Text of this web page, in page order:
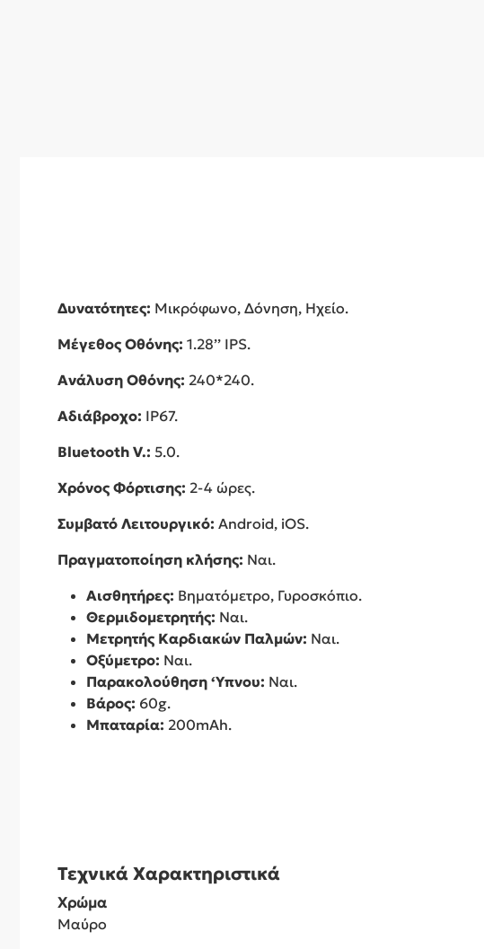
Δυνατότητες: Μικρόφωνο, Δόνηση, Ηχείο.
Μέγεθος Οθόνης: 1.28’’ IPS.
Ανάλυση Οθόνης: 240*240.
Αδιάβροχο: IP67.
Bluetooth V.: 5.0.
Χρόνος Φόρτισης: 2-4 ώρες.
Συμβατό Λειτουργικό: Android, iOS.
Πραγματοποίηση κλήσης: Ναι.
Αισθητήρες: Βηματόμετρο, Γυροσκόπιο.
Θερμιδομετρητής: Ναι.
Μετρητής Καρδιακών Παλμών: Ναι.
Οξύμετρο: Ναι.
Παρακολούθηση ‘Υπνου: Ναι.
Βάρος: 60g.
Μπαταρία: 200mAh.
Τεχνικά Χαρακτηριστικά
Χρώμα
Μαύρο